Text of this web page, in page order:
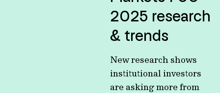
2025 research
& trends
New research shows
institutional investors
are asking more from